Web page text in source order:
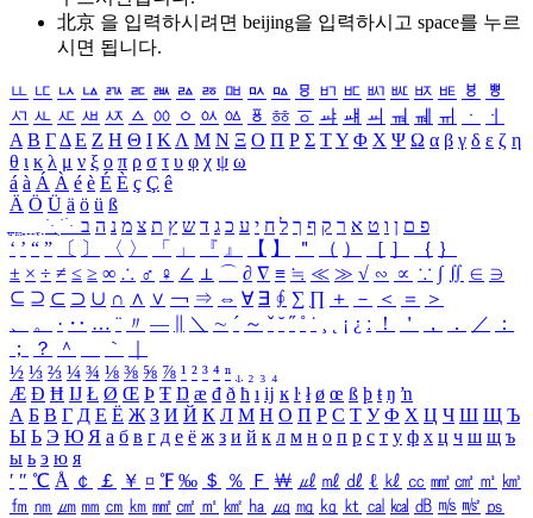
北京 을 입력하시려면 beijing을 입력하시고 space를 누르
시면 됩니다.
ㅥ ㅦ ㅧ ㅨ ㅩ ㅪ ㅫ ㅬ ㅭ ㅮ ㅯ ㅰ ㅱ ㅲ ㅳ ㅴ ㅵ ㅶ ㅷ ㅸ
ㅹ
ㅺ ㅻ ㅼ ㅽ ㅾ ㅿ ㆀ ㆁ ㆂ ㆃ ㆄ ㆅ ㆆ ㆇ ㆈ ㆉ ㆊ ㆋ ㆌ ㆍ
ㆎ
Α Β ΓΔ Ε Ζ Η Θ Ι ΚΛ Μ Ν Ξ Ο Π Ρ Σ ΤΥ Φ Χ Ψ Ω α β γ δ ε ζ η
θ ι κ λ μ ν ξ ο π ρ σ τ υ φ χ ψ ω
á à Á À é è É È ç Ç ê
Ä Ö Ü ä ö ü ß
ִֶֹ ֻּ ׁׂ פ ם ן ו ט א ר ק ף ך ל ח י ע כ ג ד ש ץ ת צ מ נ ה ב
‘ ’ “ ” 〔 〕 〈 〉 「 」 『 』 【 】 ＂ （ ） ［ ］ ｛ ｝
± × ÷ ≠ ≤ ≥ ∞ ∴ ♂ ♀ ∠ ⊥ ⌒ ∂ ∇ ≡ ≒ ≪ ≫ √ ∽ ∝ ∵ ∫ ∬ ∈ ∋
⊆ ⊇ ⊂ ⊃ ∪ ∩ ∧ ∨ ￢ ⇒ ⇔ ∀ ∃ ∮ ∑ ∏ ＋ － ＜ ＝
＞
、
。 · ‥ … ¨ 〃 ― ＼ ∼ ´ ～ ˇ ˘ ˝ ˚ ˙ ¸ ¡ ¿ ː ！ ＇ ， ． ／
：
；
？ ＾ ｀
½ ⅓ ⅔ ¼ ¾ ⅛ ⅜ ⅝ ⅞ ¹ ² ³ ⁴ ⁿ ₁ ₂ ₃ ₄
Æ Ð Ħ Ĳ Ł Ø Œ Þ Ŧ Ŋ æ đ ð ħ ı ĳ ĸ ŀ ł ø œ ß þ ŧ ŋ ŉ
А Б В Г Д Е Ё Ж З И Й К Л М Н О П Р С Т У Ф Х Ц Ч Ш Щ Ъ
Ы Ь Э Ю Я а б в г д е ё ж з и й к л м н о п р с т у ф х ц ч ш щ ъ
ы ь э ю я
′ ″ ℃ Å ￠ ￡ ￥ ¤ ℉ ‰ ＄ ％ Ｆ ￦ ㎕ ㎖ ㎗ ℓ ㎘ ㏄ ㎣ ㎤ ㎥ ㎦
㎙ ㎚ ㎛ ㎜ ㎝ ㎞ ㎟ ㎠ ㎡ ㎢ ㏊ ㎍ ㎎ ㎏ ㏏ ㎈ ㎉ ㏈ ㎧ ㎨ ㎰